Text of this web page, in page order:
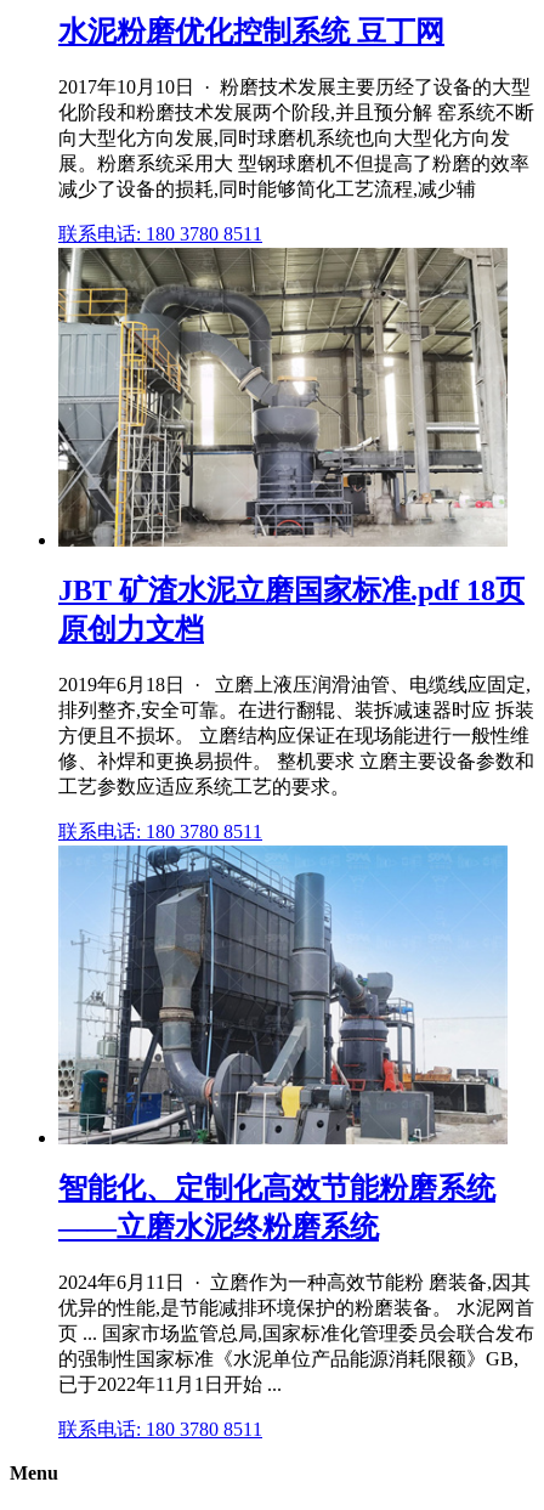
水泥粉磨优化控制系统 豆丁网
2017年10月10日 · 粉磨技术发展主要历经了设备的大型
化阶段和粉磨技术发展两个阶段,并且预分解 窑系统不断
向大型化方向发展,同时球磨机系统也向大型化方向发
展。粉磨系统采用大 型钢球磨机不但提高了粉磨的效率
减少了设备的损耗,同时能够简化工艺流程,减少辅
联系电话: 180 3780 8511
JBT 矿渣水泥立磨国家标准.pdf 18页
原创力文档
2019年6月18日 · 立磨上液压润滑油管、电缆线应固定,
排列整齐,安全可靠。在进行翻辊、装拆减速器时应 拆装
方便且不损坏。 立磨结构应保证在现场能进行一般性维
修、补焊和更换易损件。 整机要求 立磨主要设备参数和
工艺参数应适应系统工艺的要求。
联系电话: 180 3780 8511
智能化、定制化高效节能粉磨系统
——立磨水泥终粉磨系统
2024年6月11日 · 立磨作为一种高效节能粉 磨装备,因其
优异的性能,是节能减排环境保护的粉磨装备。 水泥网首
页 ... 国家市场监管总局,国家标准化管理委员会联合发布
的强制性国家标准《水泥单位产品能源消耗限额》GB,
已于2022年11月1日开始 ...
联系电话: 180 3780 8511
Menu